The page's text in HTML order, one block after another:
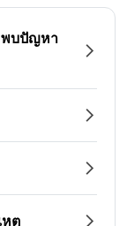
พบปัญหา
หตุ